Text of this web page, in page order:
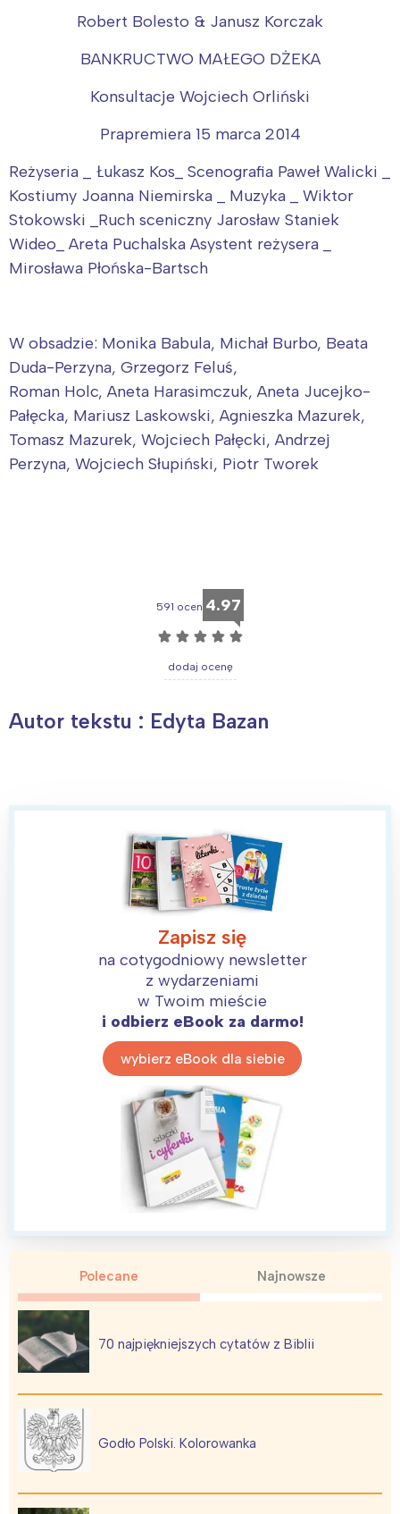
Robert Bolesto & Janusz Korczak
BANKRUCTWO MAŁEGO DŻEKA
Konsultacje Wojciech Orliński
Prapremiera 15 marca 2014
Reżyseria _ Łukasz Kos_ Scenografia Paweł Walicki _
Kostiumy Joanna Niemirska _ Muzyka _ Wiktor
Stokowski _Ruch sceniczny Jarosław Staniek
Wideo_ Areta Puchalska Asystent reżysera _
Mirosława Płońska-Bartsch
W obsadzie: Monika Babula, Michał Burbo, Beata
Duda-Perzyna, Grzegorz Feluś,
Roman Holc, Aneta Harasimczuk, Aneta Jucejko-
Pałęcka, Mariusz Laskowski, Agnieszka Mazurek,
Tomasz Mazurek, Wojciech Pałęcki, Andrzej
Perzyna, Wojciech Słupiński, Piotr Tworek
591 ocen 4.97
☆ ☆ ☆ ☆ ☆
dodaj ocenę
Autor tekstu : Edyta Bazan
Zapisz się
na cotygodniowy newsletter
z wydarzeniami
w Twoim mieście
i odbierz eBook za darmo!
wybierz eBook dla siebie
Polecane Najnowsze
70 najpiękniejszych cytatów z Biblii
Godło Polski. Kolorowanka
Interesują mnie wydarzenia z
tego regionu:
Warszawa
Łódź
Wrocław
Śląsk
Kraków
Wszystkie
Wybieram